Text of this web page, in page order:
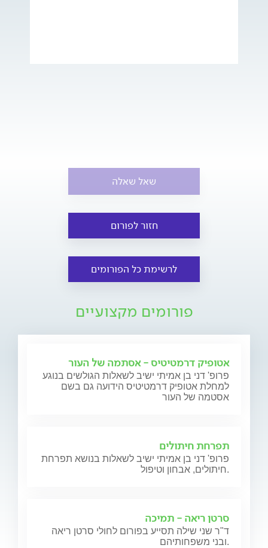
שאל שאלה
חזור לפורום
לרשימת כל הפורומים
פורומים מקצועיים
אטופיק דרמטיטיס - אסתמה של העור
פרופ' דני בן אמיתי ישיב לשאלות הגולשים בנוגע
למחלת אטופיק דרמטיטיס הידועה גם בשם
אסטמה של העור
תפרחת חיתולים
פרופ' דני בן אמיתי ישיב לשאלות בנושא תפרחת
חיתולים, אבחון וטיפול.
סרטן ריאה - תמיכה
ד"ר שני שילה תסייע בפורום לחולי סרטן ריאה
ובני משפחותיהם.